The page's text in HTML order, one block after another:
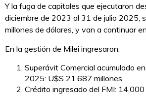
Y la fuga de capitales que ejecutaron
diciembre de 2023 al 31 de julio 2025,
millones de dólares, y van a continuar
En la gestión de Milei ingresaron:
Superávit Comercial acumulado
2025: U$S 21.687 millones.
Crédito ingresado del FMI: 14.000